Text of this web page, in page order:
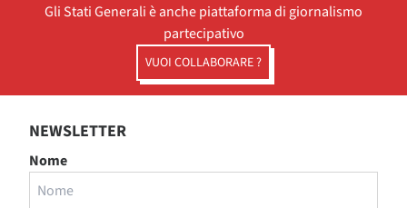
Gli Stati Generali è anche piattaforma di giornalismo
partecipativo
VUOI COLLABORARE ?
NEWSLETTER
Nome